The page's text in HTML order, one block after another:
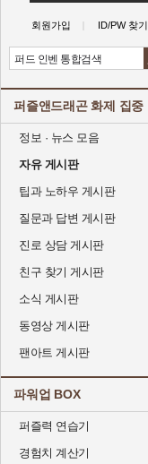
회원가입 ID/PW 찾기
퍼즐앤드래곤 화제 집중
정보 · 뉴스 모음
자유 게시판
팁과 노하우 게시판
질문과 답변 게시판
진로 상담 게시판
친구 찾기 게시판
소식 게시판
동영상 게시판
팬아트 게시판
파워업 BOX
퍼즐력 연습기
경험치 계산기